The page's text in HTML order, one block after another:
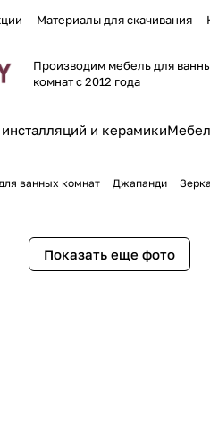
Материалы для скачивания
Производим мебель для
комнат с 2012 года
и керамики
ванных комнат Джапанди
Показать еще фото